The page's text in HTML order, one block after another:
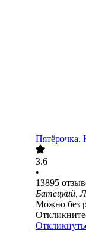
Пятёрочка.
3.6
•
13895
Батецкий,
Можно без